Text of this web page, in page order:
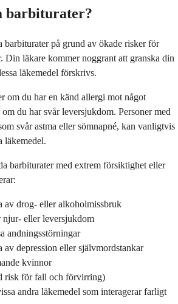
barbiturater?
barbiturater på grund av ökade risker för
läkare kommer noggrant att granska din
läkemedel förskrivs.
om du har en känd allergi mot något
du har svår leversjukdom. Personer med
svår astma eller sömnapné, kan vanligtvis
läkemedel.
barbiturater med extrem försiktighet eller
av drog- eller alkoholmissbruk
njur- eller leversjukdom
andningsstörningar
av depression eller självmordstankar
kvinnor
risk för fall och förvirring)
andra läkemedel som interagerar farligt